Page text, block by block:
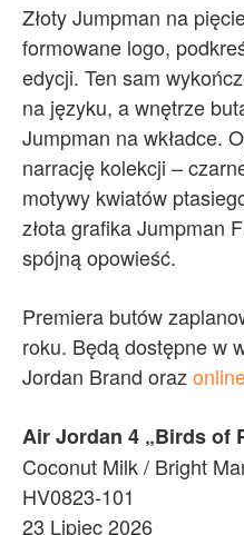
Złoty Jumpman na
formowane logo,
edycji. Ten sam
na języku, a wnętrze
Jumpman na wkładce.
narrację kolekcji –
motywy kwiatów
złota grafika Jumpman
spójną opowieść.
Premiera butów
roku. Będą dostępne w
Jordan Brand oraz
Air Jordan 4 „Birds of
Coconut Milk / Bright
HV0823-101
23 Lipiec 2026